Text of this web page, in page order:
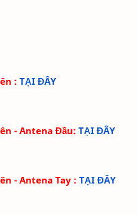
: TẠI ĐÂY
- Antena Đầu: TẠI ĐÂY
- Antena Tay : TẠI ĐÂY